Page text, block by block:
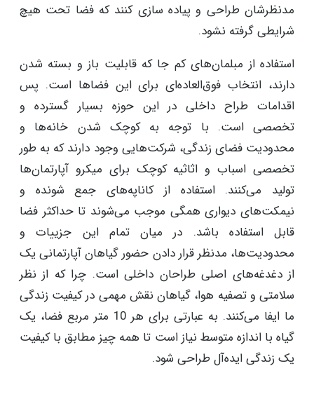
مدنظرشان طراحی و پیاده سازی کنند که فضا تحت هیچ
شرایطی گرفته نشود.
استفاده از مبلمان‌های کم جا که قابلیت باز و بسته شدن
دارند، انتخاب فوق‌العاده‌ای برای این فضاها است. پس
اقدامات طراح داخلی در این حوزه بسیار گسترده و
تخصصی است. با توجه به کوچک شدن خانه‌ها و
محدودیت فضای زندگی، شرکت‌هایی وجود دارند که به طور
تخصصی اسباب و اثاثیه کوچک برای میکرو آپارتمان‌ها
تولید می‌کنند. استفاده از کاناپه‌های جمع شونده و
نیمکت‌های دیواری همگی موجب می‌شوند تا حداکثر فضا
قابل استفاده باشد. در میان تمام این جزییات و
محدودیت‌ها، مدنظر قرار دادن حضور گیاهان آپارتمانی یک
از دغدغه‌های اصلی طراحان داخلی است. چرا که از نظر
سلامتی و تصفیه هوا، گیاهان نقش مهمی در کیفیت زندگی
ما ایفا می‌کنند. به عبارتی برای هر 10 متر مربع فضا، یک
گیاه با اندازه متوسط نیاز است تا همه چیز مطابق با کیفیت
یک زندگی ایده‌آل طراحی شود.